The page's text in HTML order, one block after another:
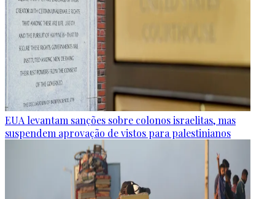
EUA levantam sanções sobre colonos israelitas, mas
suspendem aprovação de vistos para palestinianos